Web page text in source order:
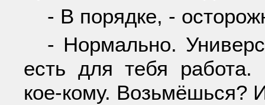
- В порядке, -
- Нормально.
есть для тебя работа.
кое-кому. Возьмёшься?